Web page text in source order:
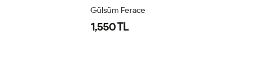
Gülsüm Ferace
1,550 TL